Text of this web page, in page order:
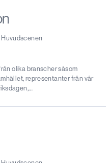
Huvudscenen
olika branscher såsom
representanter från vår